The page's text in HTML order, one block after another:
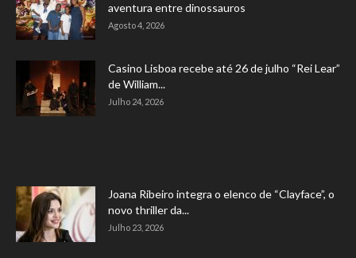
aventura entre dinossauros
Agosto 4, 2026
Casino Lisboa recebe até 26 de julho “Rei Lear”
de William...
Julho 24, 2026
Joana Ribeiro integra o elenco de “Clayface”, o
novo thriller da...
Julho 23, 2026